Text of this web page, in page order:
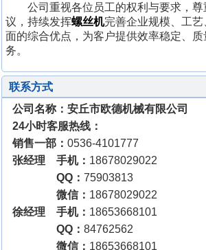
公司重视各位员工的权利与要求，尊
议，持续发挥螺丝机完善企业规模、工
面的综合优点，为客户提供效率稳定、质
务。
联系方式
公司名称：安丘市欧德机械有限公司
24小时客服热线：
销售一部：0536-4101777
张经理 手机： 18678029022
QQ：75903813
微信： 18678029022
徐经理 手机： 18653668101
QQ：84762562
微信： 18653668101